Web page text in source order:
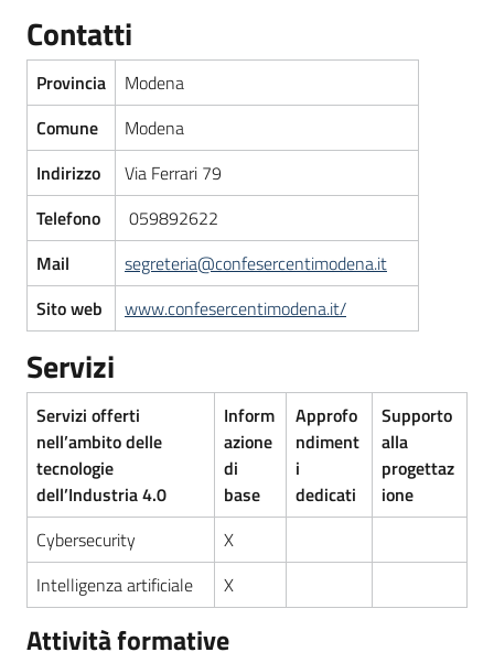
Contatti
Provincia
Modena
Comune
Modena
Indirizzo
Via Ferrari 79
Telefono
059892622
Mail
segreteria@confesercentimodena.it
Sito web
www.confesercentimodena.it/
Servizi
Servizi offerti
nell’ambito delle
tecnologie
dell’Industria 4.0
Inform
azione
di
base
Approfo
ndiment
i
dedicati
Supporto
alla
progettaz
ione
Cybersecurity
X
Intelligenza artificiale
X
Attività formative